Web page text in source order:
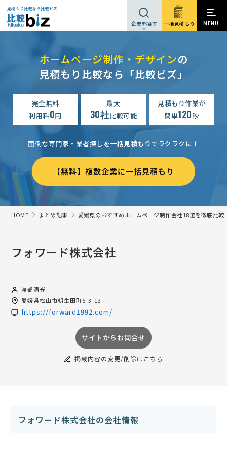
見積もり比較なら比較ビズ
企業を探す 一括見積もり MENU
ホームページ制作・デザインの
見積もり比較なら「比較ビズ」
完全無料
利用料0円
最大
30社比較可能
見積もり作業が
簡単120秒
面倒な専門家・業者探しを一括見積もりでラクラクに！
【無料】複数企業に一括見積もり
HOME まとめ記事 愛媛県のおすすめホームページ制作会社18選を徹底比較
フォワード株式会社
渡部清光
愛媛県松山市朝生田町6-3-13
https://forward1992.com/
サイトからお問合せ
掲載内容の変更/削除はこちら
フォワード株式会社の会社情報